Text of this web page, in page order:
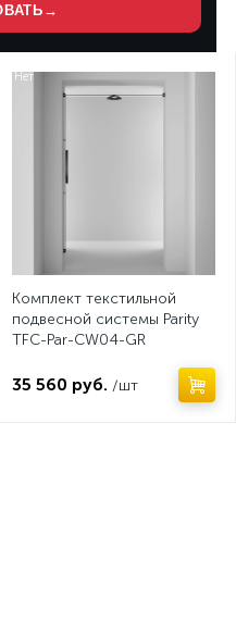
→
Нет
Комплект текстильной
подвесной системы Parity
TFC-Par-CW04-GR
35 560 руб. /шт